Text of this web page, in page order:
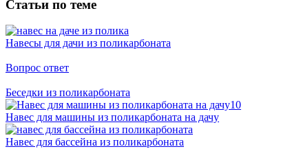
Статьи по теме
Навесы для дачи из поликарбоната
Вопрос ответ
Беседки из поликарбоната
Навес для машины из поликарбоната на дачу
Навес для бассейна из поликарбоната